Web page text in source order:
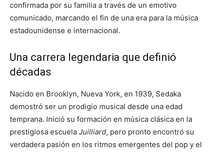
confirmada por su familia a través de un emotivo
comunicado, marcando el fin de una era para la música
estadounidense e internacional.
Una carrera legendaria que definió
décadas
Nacido en Brooklyn, Nueva York, en 1939, Sedaka
demostró ser un prodigio musical desde una edad
temprana. Inició su formación en música clásica en la
prestigiosa escuela Juilliard, pero pronto encontró su
verdadera pasión en los ritmos emergentes del pop y el